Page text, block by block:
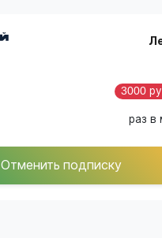
3000
раз в
Отменить подписку